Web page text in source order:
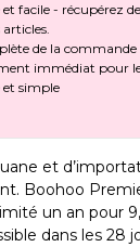
facile - récupérez
articles.
de la
immédiat pour
et simple
et
Boohoo
un an pour
dans les 28